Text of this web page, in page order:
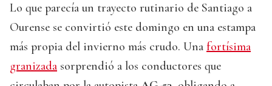
Lo que parecía un trayecto rutinario de Santiago a
Ourense se convirtió este domingo en una estampa
más propia del invierno más crudo. Una fortísima
granizada sorprendió a los conductores que